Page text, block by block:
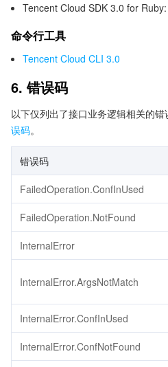
Tencent Cloud SDK 3.0 for Ruby:
命令行工具
Tencent Cloud CLI 3.0
6. 错误码
以下仅列出了接口业务逻辑相关的
误码。
错误码
FailedOperation.ConfInUsed
FailedOperation.NotFound
InternalError
InternalError.ArgsNotMatch
InternalError.ConfInUsed
InternalError.ConfNotFound